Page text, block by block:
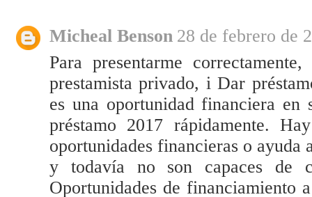
Micheal Benson 28 de febrero de
Para presentarme
prestamista privado, i Dar
es una oportunidad financiera en
préstamo 2017 rápidamente.
oportunidades financieras o ayuda
y todavía no son capaces de
Oportunidades de financiamiento